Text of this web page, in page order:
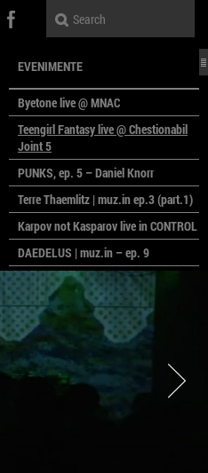
EVENIMENTE
Byetone live @ MNAC
Teengirl Fantasy live @ Chestionabil
Joint 5
PUNKS, ep. 5 – Daniel Knorr
Terre Thaemlitz | muz.in ep.3 (part.1)
Karpov not Kasparov live in CONTROL
DAEDELUS | muz.in – ep. 9
LALELE, LALELE – prima premieră a
anului la MACAZ
CinePOLSKA – filme poloneze la
București
PEOPLE OF ROMANIA se lansează la
galeria Simeza
All Stars For Outernational